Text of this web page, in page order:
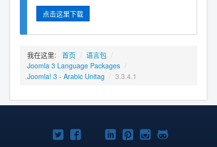
点击这里下载
我在这里: 首页 / 语言包 /
Joomla 3 Language Packages /
Joomla! 3 - Arabic Unitag / 3.3.4.1
TwitterFacebookYouTube
LinkedIn
Pinterest
Instagram
GitHub